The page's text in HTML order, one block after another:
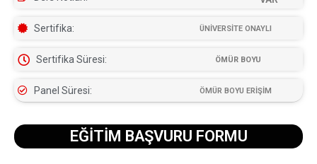
Sertifika: ÜNİVERSİTE ONAYLI
Sertifika Süresi: ÖMÜR BOYU
Panel Süresi: ÖMÜR BOYU ERİŞİM
EĞİTİM BAŞVURU FORMU​